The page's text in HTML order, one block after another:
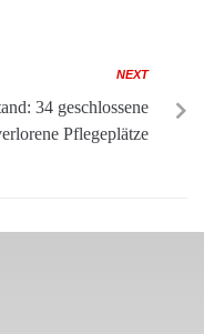
NEXT
34 geschlossene
Pflegeplätze